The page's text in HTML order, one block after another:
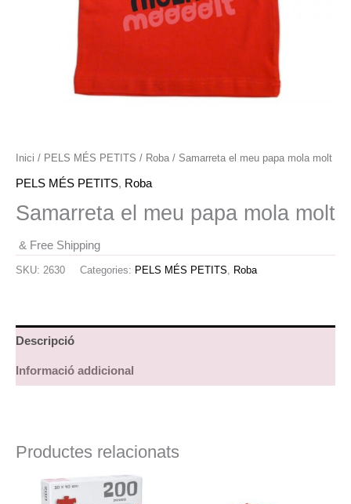
Inici / PELS MÉS PETITS / Roba / Samarreta el meu papa mola molt
PELS MÉS PETITS, Roba
Samarreta el meu papa mola molt
& Free Shipping
SKU: 2630 Categories: PELS MÉS PETITS Roba
Descripció
Informació addicional
Productes relacionats